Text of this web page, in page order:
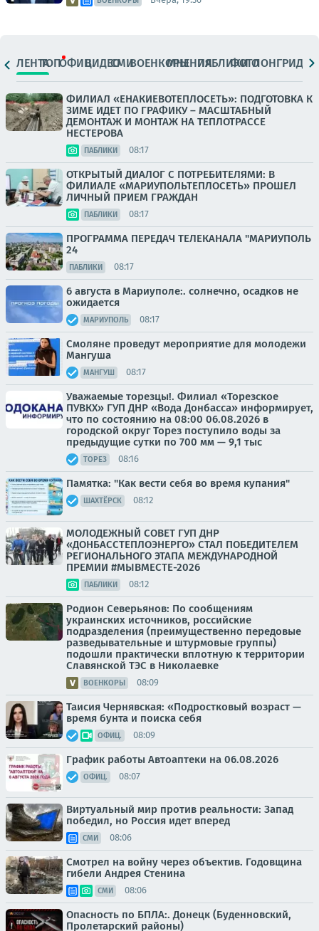
ЛЕНТАТОПОФИЦ.ВИДЕОСМИВОЕНКОРЫМНЕНИЯПАБЛИКИ
ФОТОЛОНГРИДЫ
ФИЛИАЛ «ЕНАКИЕВОТЕПЛОСЕТЬ»: ПОДГОТОВКА К
ЗИМЕ ИДЕТ ПО ГРАФИКУ – МАСШТАБНЫЙ
ДЕМОНТАЖ И МОНТАЖ НА ТЕПЛОТРАССЕ
НЕСТЕРОВА
ПАБЛИКИ 08:17
ОТКРЫТЫЙ ДИАЛОГ С ПОТРЕБИТЕЛЯМИ: В
ФИЛИАЛЕ «МАРИУПОЛЬТЕПЛОСЕТЬ» ПРОШЕЛ
ЛИЧНЫЙ ПРИЕМ ГРАЖДАН
ПАБЛИКИ 08:17
ПРОГРАММА ПЕРЕДАЧ ТЕЛЕКАНАЛА "МАРИУПОЛЬ
24
ПАБЛИКИ 08:17
6 августа в Мариуполе:. солнечно, осадков не
ожидается
МАРИУПОЛЬ 08:17
Смоляне проведут мероприятие для молодежи
Мангуша
МАНГУШ 08:17
Уважаемые торезцы!. Филиал «Торезское
ПУВКХ» ГУП ДНР «Вода Донбасса» информирует,
что по состоянию на 08:00 06.08.2026 в
городской округ Торез поступило воды за
предыдущие сутки по 700 мм — 9,1 тыс
ТОРЕЗ 08:16
Памятка: "Как вести себя во время купания"
ШАХТЁРСК 08:12
МОЛОДЕЖНЫЙ СОВЕТ ГУП ДНР
«ДОНБАССТЕПЛОЭНЕРГО» СТАЛ ПОБЕДИТЕЛЕМ
РЕГИОНАЛЬНОГО ЭТАПА МЕЖДУНАРОДНОЙ
ПРЕМИИ #МЫВМЕСТЕ-2026
ПАБЛИКИ 08:12
Родион Северьянов: По сообщениям
украинских источников, российские
подразделения (преимущественно передовые
разведывательные и штурмовые группы)
подошли практически вплотную к территории
Славянской ТЭС в Николаевке
ВОЕНКОРЫ 08:09
Таисия Чернявская: «Подростковый возраст —
время бунта и поиска себя
ОФИЦ. 08:09
График работы Автоаптеки на 06.08.2026
ОФИЦ. 08:07
Виртуальный мир против реальности: Запад
победил, но Россия идет вперед
СМИ 08:06
Смотрел на войну через объектив. Годовщина
гибели Андрея Стенина
СМИ 08:06
Опасность по БПЛА:. Донецк (Буденновский,
Пролетарский районы)